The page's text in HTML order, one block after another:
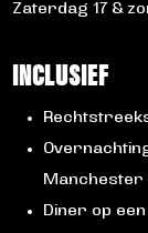
Zaterdag 17 &
INCLUSIEF
Manchester
Diner op